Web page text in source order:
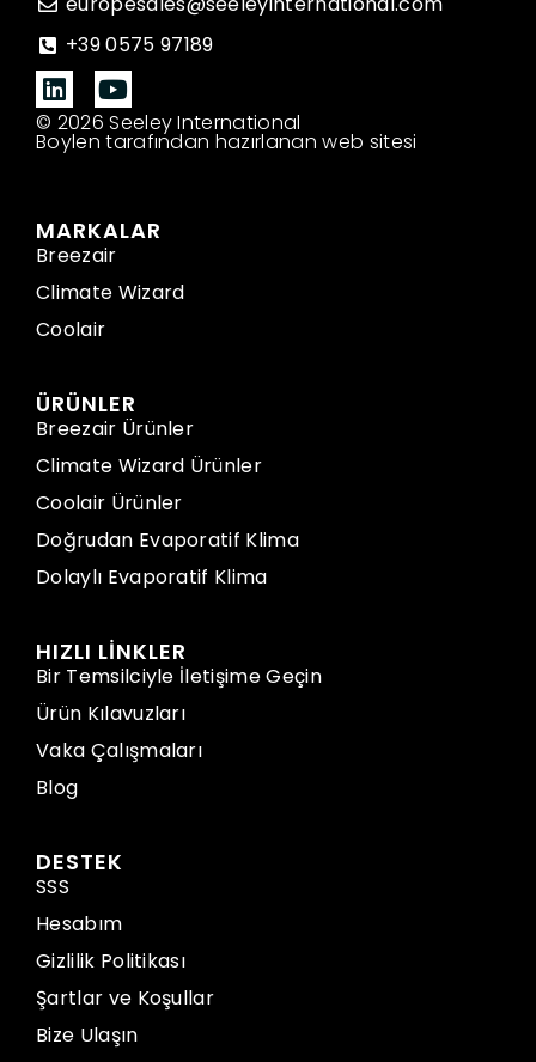
+39 0575 97189
© 2026 Seeley International
Boylen tarafından hazırlanan web sitesi
MARKALAR
Breezair
Climate Wizard
Coolair
ÜRÜNLER
Breezair Ürünler
Climate Wizard Ürünler
Coolair Ürünler
Doğrudan Evaporatif Klima
Dolaylı Evaporatif Klima
HIZLI LİNKLER
Bir Temsilciyle İletişime Geçin
Ürün Kılavuzları
Vaka Çalışmaları
Blog
DESTEK
SSS
Hesabım
Gizlilik Politikası
Şartlar ve Koşullar
Bize Ulaşın